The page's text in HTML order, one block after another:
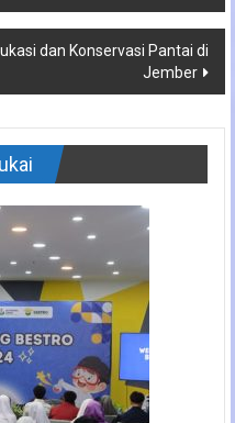
dan Konservasi Pantai di
Jember